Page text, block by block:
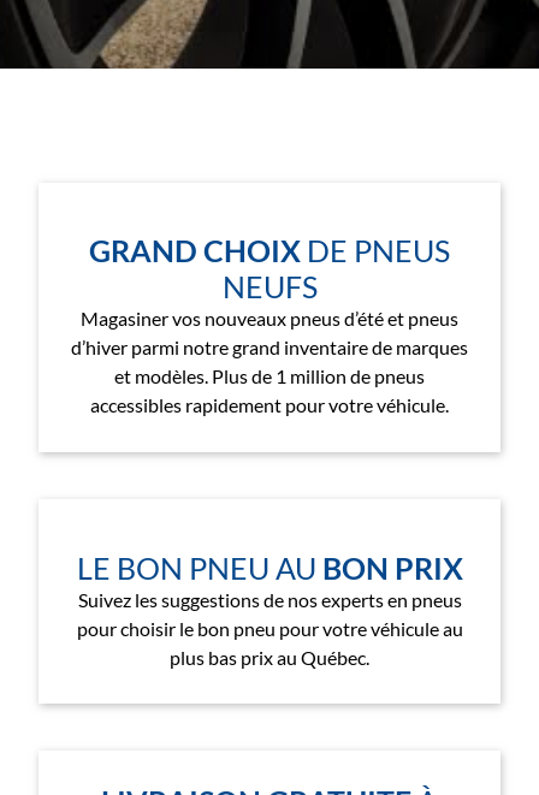
a
i
GRAND CHOIX DE PNEUS
NEUFS
Magasiner vos nouveaux pneus d’été et pneus
d’hiver parmi notre grand inventaire de marques
et modèles. Plus de 1 million de pneus
accessibles rapidement pour votre véhicule.
LE BON PNEU AU BON PRIX
Suivez les suggestions de nos experts en pneus
pour choisir le bon pneu pour votre véhicule au
plus bas prix au Québec.